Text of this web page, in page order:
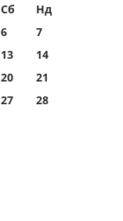
Сб
Нд
6
7
13
14
20
21
27
28